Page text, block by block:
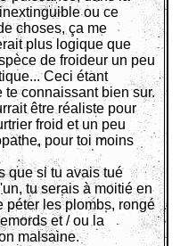
ou ce
choses, ça me
plus logique que
de froideur un peu
Ceci étant
te connaissant bien sur.
être réaliste pour
froid et un peu
pour toi moins
que si tu avais tué
tu serais à moitié en
péter les plombs, rongé
et / ou la
malsaine.